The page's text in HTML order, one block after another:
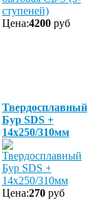
Цена:4200руб
Твердосплавный
Бур SDS +
14х250/310мм
Цена:270руб